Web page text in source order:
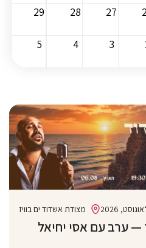
27
28
29
3
4
5
מצודת אשדוד ים בוויז
— ערב עם אסי יחיאל